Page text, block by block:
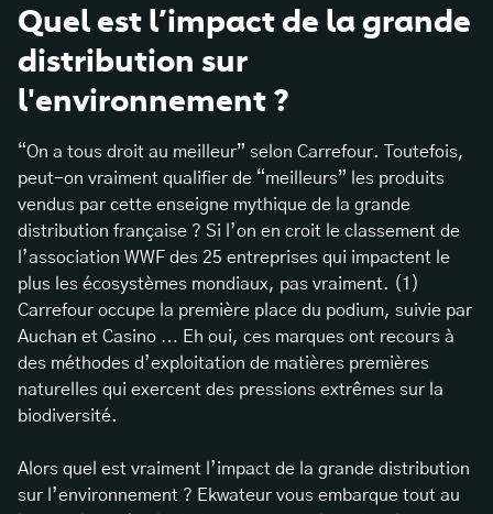
Quel est l’impact de la grande
distribution sur
l'environnement ?
“On a tous droit au meilleur” selon Carrefour. Toutefois,
peut-on vraiment qualifier de “meilleurs” les produits
vendus par cette enseigne mythique de la grande
distribution française ? Si l’on en croit le classement de
l’association WWF des 25 entreprises qui impactent le
plus les écosystèmes mondiaux, pas vraiment. (1)
Carrefour occupe la première place du podium, suivie par
Auchan et Casino … Eh oui, ces marques ont recours à
des méthodes d’exploitation de matières premières
naturelles qui exercent des pressions extrêmes sur la
biodiversité.
Alors quel est vraiment l’impact de la grande distribution
sur l’environnement ? Ekwateur vous embarque tout au